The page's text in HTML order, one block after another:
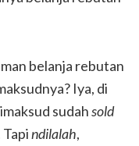
belanja rebutan
Iya, di
sudahsold
ndilalah,